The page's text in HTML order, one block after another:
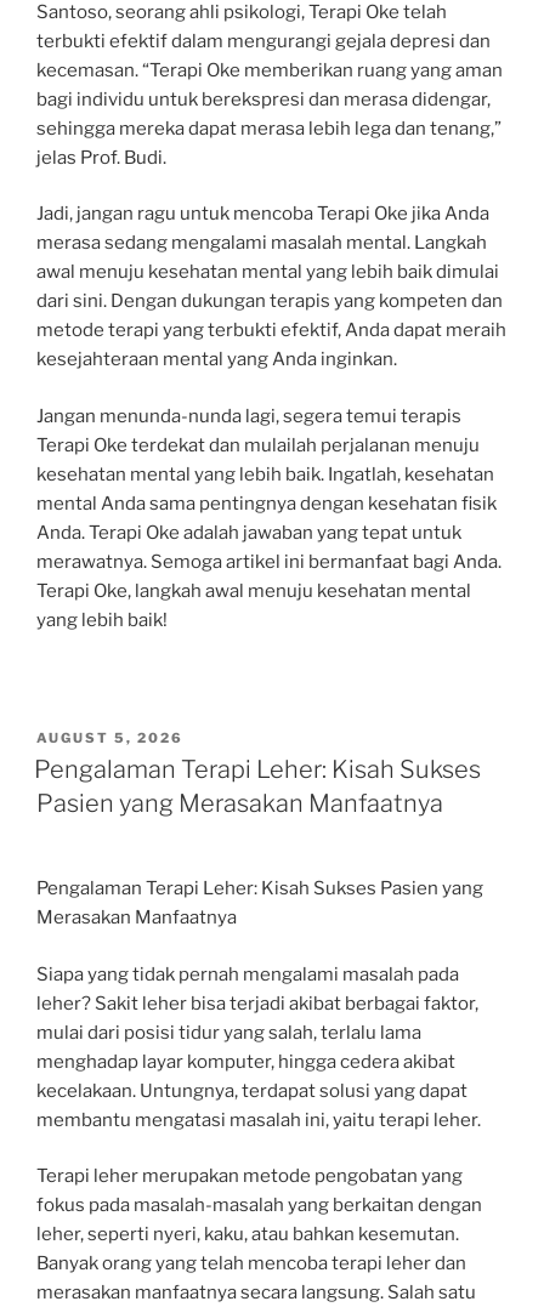
Santoso, seorang ahli psikologi, Terapi Oke telah
terbukti efektif dalam mengurangi gejala depresi dan
kecemasan. “Terapi Oke memberikan ruang yang aman
bagi individu untuk berekspresi dan merasa didengar,
sehingga mereka dapat merasa lebih lega dan tenang,”
jelas Prof. Budi.
Jadi, jangan ragu untuk mencoba Terapi Oke jika Anda
merasa sedang mengalami masalah mental. Langkah
awal menuju kesehatan mental yang lebih baik dimulai
dari sini. Dengan dukungan terapis yang kompeten dan
metode terapi yang terbukti efektif, Anda dapat meraih
kesejahteraan mental yang Anda inginkan.
Jangan menunda-nunda lagi, segera temui terapis
Terapi Oke terdekat dan mulailah perjalanan menuju
kesehatan mental yang lebih baik. Ingatlah, kesehatan
mental Anda sama pentingnya dengan kesehatan fisik
Anda. Terapi Oke adalah jawaban yang tepat untuk
merawatnya. Semoga artikel ini bermanfaat bagi Anda.
Terapi Oke, langkah awal menuju kesehatan mental
yang lebih baik!
POSTED
ON
AUGUST 5, 2026
Pengalaman Terapi Leher: Kisah Sukses
Pasien yang Merasakan Manfaatnya
Pengalaman Terapi Leher: Kisah Sukses Pasien yang
Merasakan Manfaatnya
Siapa yang tidak pernah mengalami masalah pada
leher? Sakit leher bisa terjadi akibat berbagai faktor,
mulai dari posisi tidur yang salah, terlalu lama
menghadap layar komputer, hingga cedera akibat
kecelakaan. Untungnya, terdapat solusi yang dapat
membantu mengatasi masalah ini, yaitu terapi leher.
Terapi leher merupakan metode pengobatan yang
fokus pada masalah-masalah yang berkaitan dengan
leher, seperti nyeri, kaku, atau bahkan kesemutan.
Banyak orang yang telah mencoba terapi leher dan
merasakan manfaatnya secara langsung. Salah satu